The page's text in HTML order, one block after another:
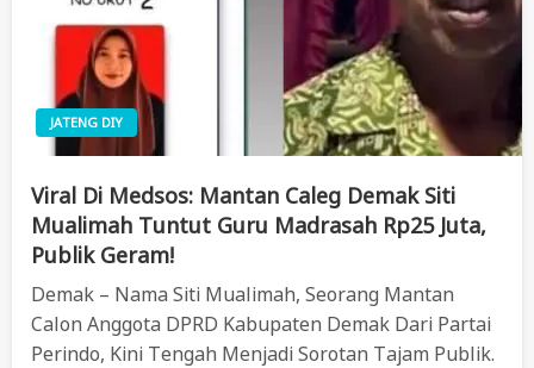
JATENG DIY
Viral Di Medsos: Mantan Caleg Demak Siti
Mualimah Tuntut Guru Madrasah Rp25 Juta,
Publik Geram!
Demak – Nama Siti Mualimah, Seorang Mantan
Calon Anggota DPRD Kabupaten Demak Dari Partai
Perindo, Kini Tengah Menjadi Sorotan Tajam Publik.